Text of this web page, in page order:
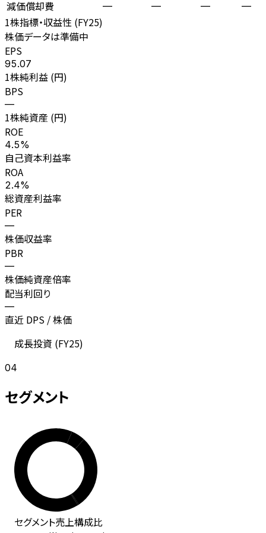
減価償却費 — — — —
1株指標・収益性 (FY25)
株価データは準備中
EPS
95.07
1株純利益 (円)
BPS
—
1株純資産 (円)
ROE
4.5%
自己資本利益率
ROA
2.4%
総資産利益率
PER
—
株価収益率
PBR
—
株価純資産倍率
配当利回り
—
直近 DPS / 株価
成長投資 (FY25)
04
セグメント
セグメント売上構成比